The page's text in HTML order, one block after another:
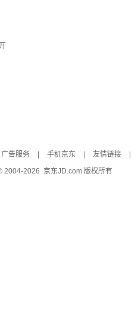
广告服务 手机京东 友情链接
2004-2026 京东JD.com 版权所有